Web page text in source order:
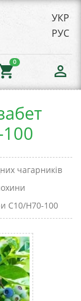
УКР
РУС
0
person_outline
чагарників
C10/H70-100